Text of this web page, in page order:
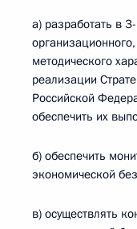
а) разработать в
методического
реализации
Российской
обеспечить их
б) обеспечить
экономической
в) осуществлять